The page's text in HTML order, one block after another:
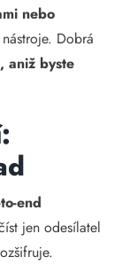
nebo
Dobrá
aniž byste
end
jen odesílatel